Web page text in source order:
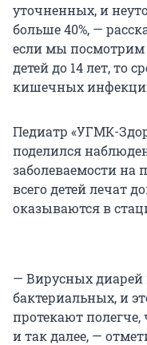
уточненных, и
больше 40%, —
если мы посмотрим
детей до 14 лет, то
кишечных
Педиатр «УГМК-
поделился
заболеваемости на
всего детей лечат
оказываются в
— Вирусных диарей
бактериальных, и
протекают полегче,
и так далее, —